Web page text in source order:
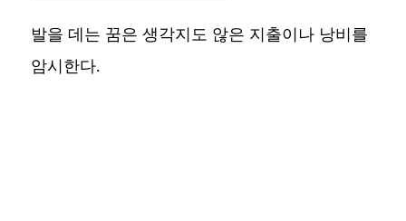
발을 데는 꿈은 생각지도 않은 지출이나 낭비를
암시한다.